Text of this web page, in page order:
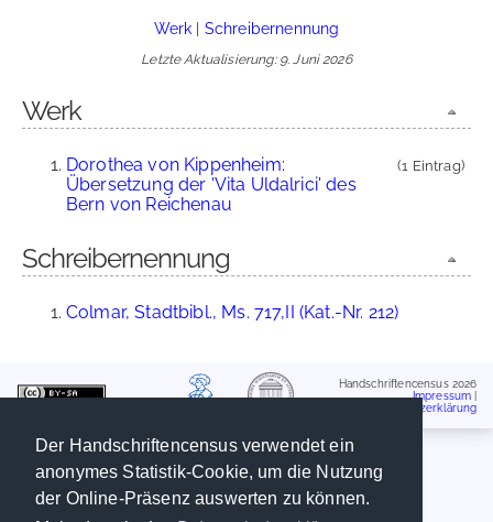
Der Handschriftencensus verwendet ein
anonymes Statistik-Cookie, um die Nutzung
der Online-Präsenz auswerten zu können.
Werk | Schreibernennung
Letzte Aktualisierung: 9. Juni 2026
Werk
Dorothea von Kippenheim:
Übersetzung der 'Vita Uldalrici' des
Bern von Reichenau
(1 Eintrag)
Schreibernennung
Colmar, Stadtbibl., Ms. 717,II (Kat.-Nr. 212)
Handschriftencensus 2026
Impressum
Datenschutzerklärung